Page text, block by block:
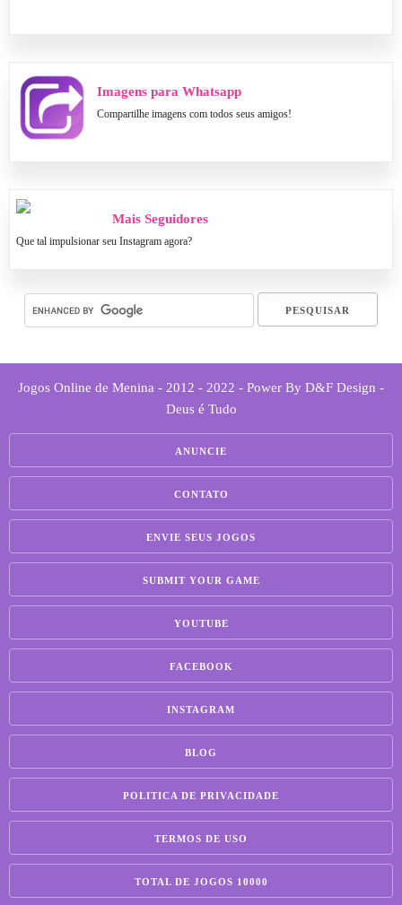
Imagens para Whatsapp
Compartilhe imagens com todos seus amigos!
Mais Seguidores
Que tal impulsionar seu Instagram agora?
Jogos Online de Menina - 2012 - 2022 - Power By D&F Design -
Deus é Tudo
ANUNCIE
CONTATO
ENVIE SEUS JOGOS
SUBMIT YOUR GAME
YOUTUBE
FACEBOOK
INSTAGRAM
BLOG
POLITICA DE PRIVACIDADE
TERMOS DE USO
TOTAL DE JOGOS 10000